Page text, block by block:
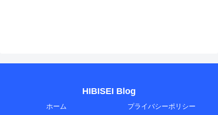
HIBISEI Blog
ホーム プライバシーポリシー